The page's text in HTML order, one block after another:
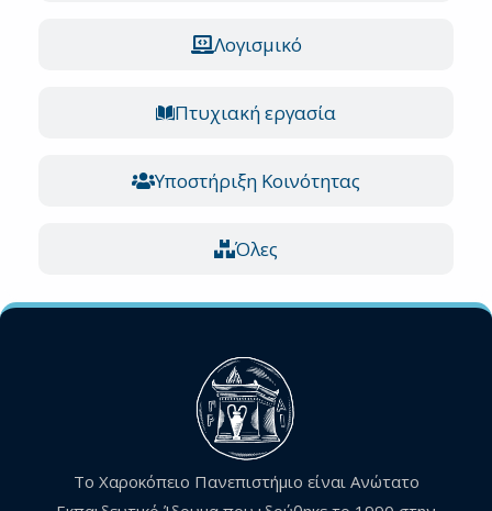
Λογισμικό
Πτυχιακή εργασία​
Υποστήριξη Κοινότητας
Όλες
Το Χαροκόπειο Πανεπιστήμιο είναι Ανώτατο